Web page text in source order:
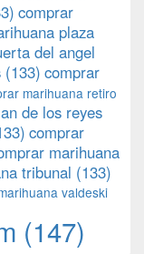
comprar
plaza
del angel
(133) comprar
marihuana retiro
de los reyes
comprar
marihuana
tribunal (133)
valdeski
(147)